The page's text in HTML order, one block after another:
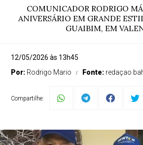
COMUNICADOR RODRIGO
ANIVERSÁRIO EM GRANDE
GUAIBIM, EM
12/05/2026 às 13h45
Por: Rodrigo Mario Fonte: redaçao
Compartilhe: